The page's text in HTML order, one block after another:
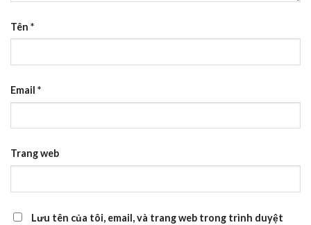
Tên *
Email *
Trang web
Lưu tên của tôi, email, và trang web trong trình duyệt